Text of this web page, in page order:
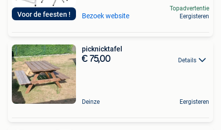
Voor de feesten ! Bezoek website
Topadvertentie
Eergisteren
picknicktafel
€ 75,00 Details
Deinze Eergisteren